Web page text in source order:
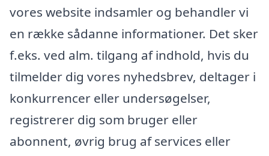
vores website indsamler og behandler vi
en række sådanne informationer. Det sker
f.eks. ved alm. tilgang af indhold, hvis du
tilmelder dig vores nyhedsbrev, deltager i
konkurrencer eller undersøgelser,
registrerer dig som bruger eller
abonnent, øvrig brug af services eller